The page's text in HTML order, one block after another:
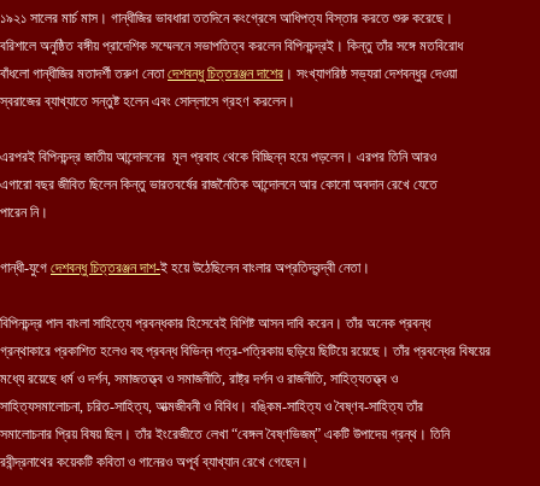
১৯২১ সালের মার্চ মাস। গান্ধীজির ভাবধারা ততদিনে কংগ্রেসে আধিপত্য বিস্তার করতে শুরু করেছে।
বরিশালে অনুষ্ঠিত বঙ্গীয় প্রাদেশিক সম্মেলনে সভাপতিত্ব করলেন বিপিনচন্দ্রই। কিন্তু তাঁর সঙ্গে মতবিরোধ
বাঁধলো গান্ধীজির মতাদর্শী তরুণ নেতাদেশবন্ধু চিত্তরঞ্জন দাশের । সংখ্যাগরিষ্ঠ সভ্যরা দেশবন্ধুর দেওয়া
স্বরাজের ব্যাখ্যাতে সন্তুষ্ট হলেন এবং সোল্লাসে গ্রহণ করলেন।
এরপরই বিপিনচন্দ্র জাতীয় আন্দোলনের মূল প্রবাহ থেকে বিচ্ছিন্ন হয়ে পড়লেন। এরপর তিনি আরও
এগারো বছর জীবিত ছিলেন কিন্তু ভারতবর্ষের রাজনৈতিক আন্দোলনে আর কোনো অবদান রেখে যেতে
পারেন নি।
গান্ধী-যুগে দেশবন্ধু চিত্তরঞ্জন দাশ-ই হয়ে উঠেছিলেন বাংলার অপ্রতিদ্বন্দ্বী নেতা।
বিপিনচন্দ্র পাল বাংলা সাহিত্যে প্রবন্ধকার হিসেবেই বিশিষ্ট আসন দাবি করেন। তাঁর অনেক প্রবন্ধ
গ্রন্থাকারে প্রকাশিত হলেও বহু প্রবন্ধ বিভিন্ন পত্র-পত্রিকায় ছড়িয়ে ছিটিয়ে রয়েছে। তাঁর প্রবন্ধের বিষয়ের
মধ্যে রয়েছে ধর্ম ও দর্শন, সমাজতত্ত্ব ও সমাজনীতি, রাষ্ট্র দর্শন ও রাজনীতি, সাহিত্যতত্ত্ব ও
সাহিত্যসমালোচনা, চরিত-সাহিত্য, আত্মজীবনী ও বিবিধ। বঙ্কিম-সাহিত্য ও বৈষ্ণব-সাহিত্য তাঁর
সমালোচনার প্রিয় বিষয় ছিল। তাঁর ইংরেজীতে লেখা “বেঙ্গল বৈষ্ণভিজম্” একটি উপাদেয় গ্রন্থ। তিনি
রবীন্দ্রনাথের কয়েকটি কবিতা ও গানেরও অপূর্ব ব্যাখ্যান রেখে গেছেন।